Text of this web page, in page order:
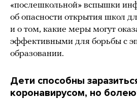
«послешкольной» вспышки
об опасности открытия школ
и о том, какие меры могут
эффективными для борьбы с
образовании.
Дети способны
коронавирусом, но